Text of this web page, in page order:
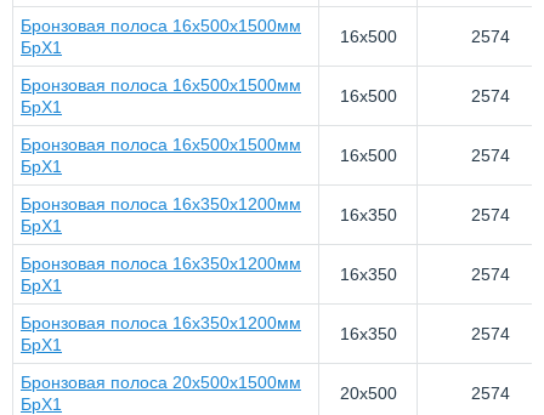
Бронзовая полоса 16x500x1500мм
БрХ1
16x500 2574
Бронзовая полоса 16x500x1500мм
БрХ1
16x500 2574
Бронзовая полоса 16x500x1500мм
БрХ1
16x500 2574
Бронзовая полоса 16x350x1200мм
БрХ1
16x350 2574
Бронзовая полоса 16x350x1200мм
БрХ1
16x350 2574
Бронзовая полоса 16x350x1200мм
БрХ1
16x350 2574
Бронзовая полоса 20x500x1500мм
БрХ1
20x500 2574